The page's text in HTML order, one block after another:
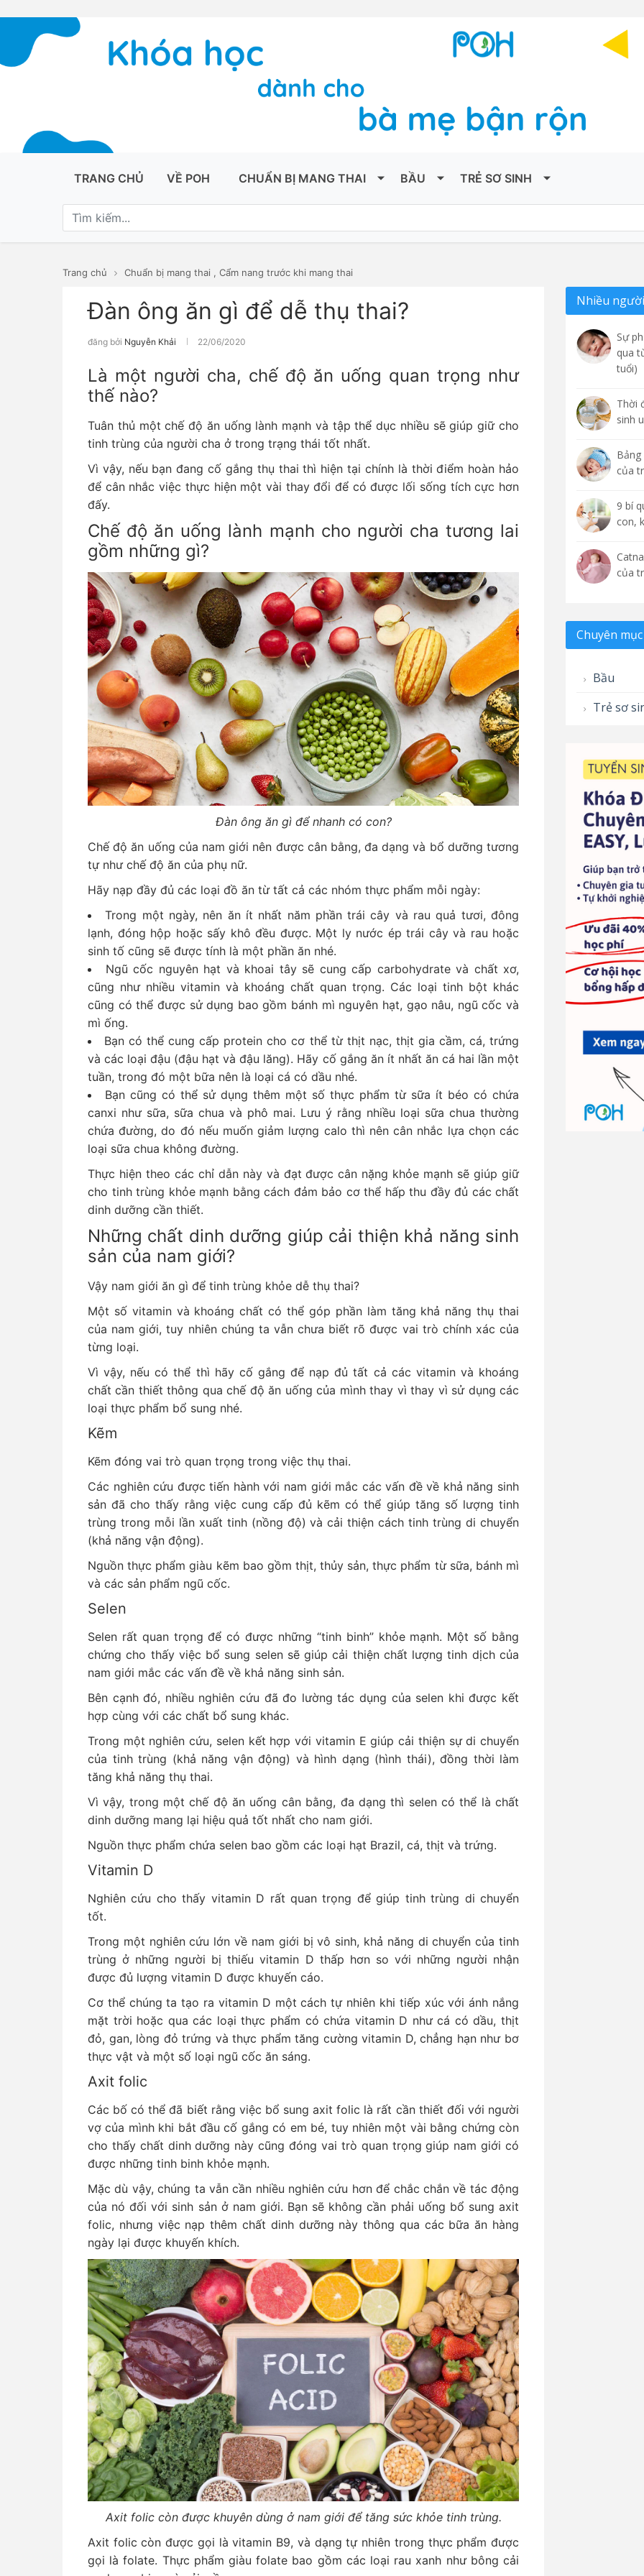
TRANG CHỦ VỀ POH CHUẨN BỊ MANG THAI BẦU TRẺ SƠ SINH
Trang chủ Chuẩn bị mang thai , Cẩm nang trước khi mang thai
Đàn ông ăn gì để dễ thụ thai?
đăng bởi Nguyễn Khải 22/06/2020
Là một người cha, chế độ ăn uống quan trọng như
thế nào?
Tuân thủ một chế độ ăn uống lành mạnh và tập thể dục nhiều sẽ giúp giữ cho
tinh trùng của người cha ở trong trạng thái tốt nhất.
Vì vậy, nếu bạn đang cố gắng thụ thai thì hiện tại chính là thời điểm hoàn hảo
để cân nhắc việc thực hiện một vài thay đổi để có được lối sống tích cực hơn
đấy.
Chế độ ăn uống lành mạnh cho người cha tương lai
gồm những gì?
Đàn ông ăn gì để nhanh có con?
Chế độ ăn uống của nam giới nên được cân bằng, đa dạng và bổ dưỡng tương
tự như chế độ ăn của phụ nữ.
Hãy nạp đầy đủ các loại đồ ăn từ tất cả các nhóm thực phẩm mỗi ngày:
Trong một ngày, nên ăn ít nhất năm phần trái cây và rau quả tươi, đông
lạnh, đóng hộp hoặc sấy khô đều được. Một ly nước ép trái cây và rau hoặc
sinh tố cũng sẽ được tính là một phần ăn nhé.
Ngũ cốc nguyên hạt và khoai tây sẽ cung cấp carbohydrate và chất xơ,
cũng như nhiều vitamin và khoáng chất quan trọng. Các loại tinh bột khác
cũng có thể được sử dụng bao gồm bánh mì nguyên hạt, gạo nâu, ngũ cốc và
mì ống.
Bạn có thể cung cấp protein cho cơ thể từ thịt nạc, thịt gia cầm, cá, trứng
và các loại đậu (đậu hạt và đậu lăng). Hãy cố gắng ăn ít nhất ăn cá hai lần một
tuần, trong đó một bữa nên là loại cá có dầu nhé.
Bạn cũng có thể sử dụng thêm một số thực phẩm từ sữa ít béo có chứa
canxi như sữa, sữa chua và phô mai. Lưu ý rằng nhiều loại sữa chua thường
chứa đường, do đó nếu muốn giảm lượng calo thì nên cân nhắc lựa chọn các
loại sữa chua không đường.
Thực hiện theo các chỉ dẫn này và đạt được cân nặng khỏe mạnh sẽ giúp giữ
cho tinh trùng khỏe mạnh bằng cách đảm bảo cơ thể hấp thu đầy đủ các chất
dinh dưỡng cần thiết.
Những chất dinh dưỡng giúp cải thiện khả năng sinh
sản của nam giới?
Vậy nam giới ăn gì để tinh trùng khỏe dễ thụ thai?
Một số vitamin và khoáng chất có thể góp phần làm tăng khả năng thụ thai
của nam giới, tuy nhiên chúng ta vẫn chưa biết rõ được vai trò chính xác của
từng loại.
Vì vậy, nếu có thể thì hãy cố gắng để nạp đủ tất cả các vitamin và khoáng
chất cần thiết thông qua chế độ ăn uống của mình thay vì thay vì sử dụng các
loại thực phẩm bổ sung nhé.
Kẽm
Kẽm đóng vai trò quan trọng trong việc thụ thai.
Các nghiên cứu được tiến hành với nam giới mắc các vấn đề về khả năng sinh
sản đã cho thấy rằng việc cung cấp đủ kẽm có thể giúp tăng số lượng tinh
trùng trong mỗi lần xuất tinh (nồng độ) và cải thiện cách tinh trùng di chuyển
(khả năng vận động).
Nguồn thực phẩm giàu kẽm bao gồm thịt, thủy sản, thực phẩm từ sữa, bánh mì
và các sản phẩm ngũ cốc.
Selen
Selen rất quan trọng để có được những “tinh binh” khỏe mạnh. Một số bằng
chứng cho thấy việc bổ sung selen sẽ giúp cải thiện chất lượng tinh dịch của
nam giới mắc các vấn đề về khả năng sinh sản.
Bên cạnh đó, nhiều nghiên cứu đã đo lường tác dụng của selen khi được kết
hợp cùng với các chất bổ sung khác.
Trong một nghiên cứu, selen kết hợp với vitamin E giúp cải thiện sự di chuyển
của tinh trùng (khả năng vận động) và hình dạng (hình thái), đồng thời làm
tăng khả năng thụ thai.
Vì vậy, trong một chế độ ăn uống cân bằng, đa dạng thì selen có thể là chất
dinh dưỡng mang lại hiệu quả tốt nhất cho nam giới.
Nguồn thực phẩm chứa selen bao gồm các loại hạt Brazil, cá, thịt và trứng.
Vitamin D
Nghiên cứu cho thấy vitamin D rất quan trọng để giúp tinh trùng di chuyển
tốt.
Trong một nghiên cứu lớn về nam giới bị vô sinh, khả năng di chuyển của tinh
trùng ở những người bị thiếu vitamin D thấp hơn so với những người nhận
được đủ lượng vitamin D được khuyến cáo.
Cơ thể chúng ta tạo ra vitamin D một cách tự nhiên khi tiếp xúc với ánh nắng
mặt trời hoặc qua các loại thực phẩm có chứa vitamin D như cá có dầu, thịt
đỏ, gan, lòng đỏ trứng và thực phẩm tăng cường vitamin D, chẳng hạn như bơ
thực vật và một số loại ngũ cốc ăn sáng.
Axit folic
Các bố có thể đã biết rằng việc bổ sung axit folic là rất cần thiết đối với người
vợ của mình khi bắt đầu cố gắng có em bé, tuy nhiên một vài bằng chứng còn
cho thấy chất dinh dưỡng này cũng đóng vai trò quan trọng giúp nam giới có
được những tinh binh khỏe mạnh.
Mặc dù vậy, chúng ta vẫn cần nhiều nghiên cứu hơn để chắc chắn về tác động
của nó đối với sinh sản ở nam giới. Bạn sẽ không cần phải uống bổ sung axit
folic, nhưng việc nạp thêm chất dinh dưỡng này thông qua các bữa ăn hàng
ngày lại được khuyến khích.
Axit folic còn được khuyên dùng ở nam giới để tăng sức khỏe tinh trùng.
Axit folic còn được gọi là vitamin B9, và dạng tự nhiên trong thực phẩm được
gọi là folate. Thực phẩm giàu folate bao gồm các loại rau xanh như bông cải
Nhiều
Sự
qua
tuổi)
Thời
sinh
Bảng
của
9 bí
con,
của
Chuyên
Bầu
Trẻ sơ